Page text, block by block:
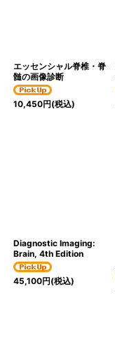
エッセンシャル脊椎・脊
髄の画像診断
10,450円(税込)
Diagnostic Imaging:
Brain, 4th Edition
45,100円(税込)